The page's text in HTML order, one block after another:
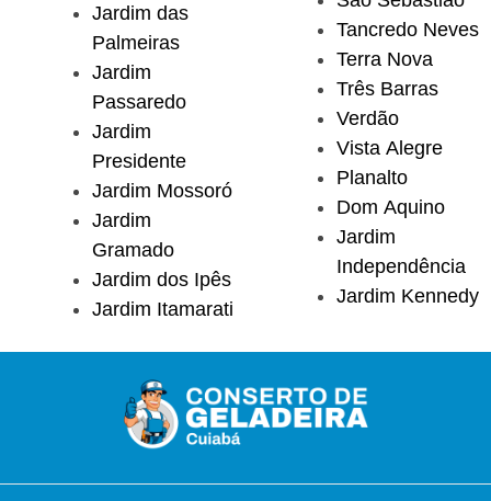
Jardim das
Palmeiras
Jardim
Passaredo
Jardim
Presidente
Jardim Mossoró
Jardim
Gramado
Jardim dos Ipês
Jardim Itamarati
Tancredo Neves
Terra Nova
Três Barras
Verdão
Vista Alegre
Planalto
Dom Aquino
Jardim
Independência
Jardim Kennedy